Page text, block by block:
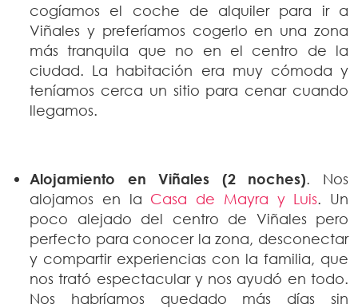
cogíamos el coche de alquiler para ir a
Viñales y preferíamos cogerlo en una zona
más tranquila que no en el centro de la
ciudad. La habitación era muy cómoda y
teníamos cerca un sitio para cenar cuando
llegamos.
Alojamiento en Viñales (2 noches). Nos
alojamos en la Casa de Mayra y Luis. Un
poco alejado del centro de Viñales pero
perfecto para conocer la zona, desconectar
y compartir experiencias con la familia, que
nos trató espectacular y nos ayudó en todo.
Nos habríamos quedado más días sin